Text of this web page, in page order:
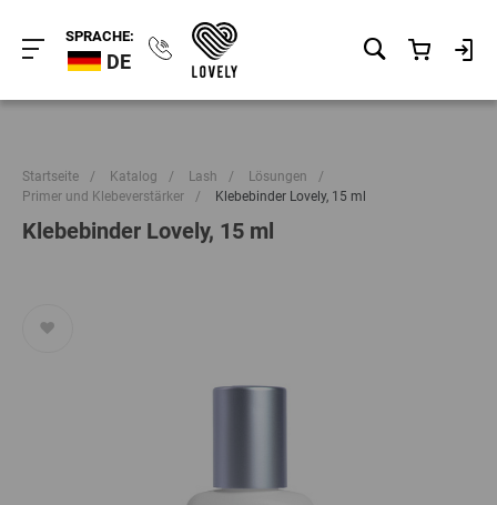
SPRACHE:
DE
Startseite / Katalog / Lash / Lösungen
/
Primer und Klebeverstärker
/ Klebebinder Lovely, 15 ml
Klebebinder Lovely, 15 ml